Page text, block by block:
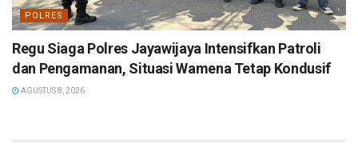
POLRES
Regu Siaga Polres Jayawijaya Intensifkan Patroli
dan Pengamanan, Situasi Wamena Tetap Kondusif
AGUSTUS 8, 2026